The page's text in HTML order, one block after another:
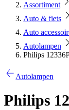
Assortiment
Auto & fiets
Auto
Autolampen
Philips
Autolampen
Philips